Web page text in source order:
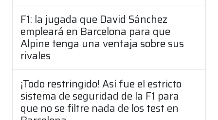
F1: la jugada que David Sánchez
empleará en Barcelona para que
Alpine tenga una ventaja sobre sus
rivales
¡Todo restringido! Así fue el estricto
sistema de seguridad de la F1 para
que no se filtre nada de los test en